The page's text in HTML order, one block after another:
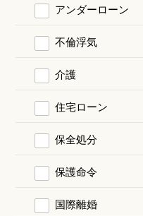
アンダーローン
不倫浮気
介護
住宅ローン
保全処分
保護命令
国際離婚